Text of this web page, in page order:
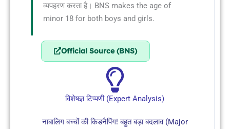
व्यपहरण करता है। BNS makes the age of
minor 18 for both boys and girls.
Official Source (BNS)
विशेषज्ञ टिप्पणी (Expert Analysis)
नाबालिग बच्चों की किडनैपिंग! बहुत बड़ा बदलाव (Major